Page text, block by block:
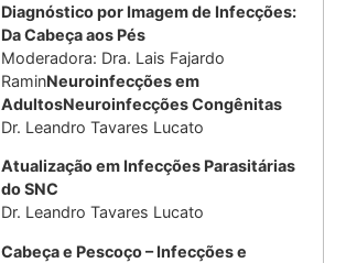
Diagnóstico por Imagem de Infecções:
Da Cabeça aos Pés
Moderadora: Dra. Lais Fajardo
RaminNeuroinfecções em
AdultosNeuroinfecções Congênitas
Dr. Leandro Tavares Lucato
Atualização em Infecções Parasitárias
do SNC
Dr. Leandro Tavares Lucato
Cabeça e Pescoço – Infecções e